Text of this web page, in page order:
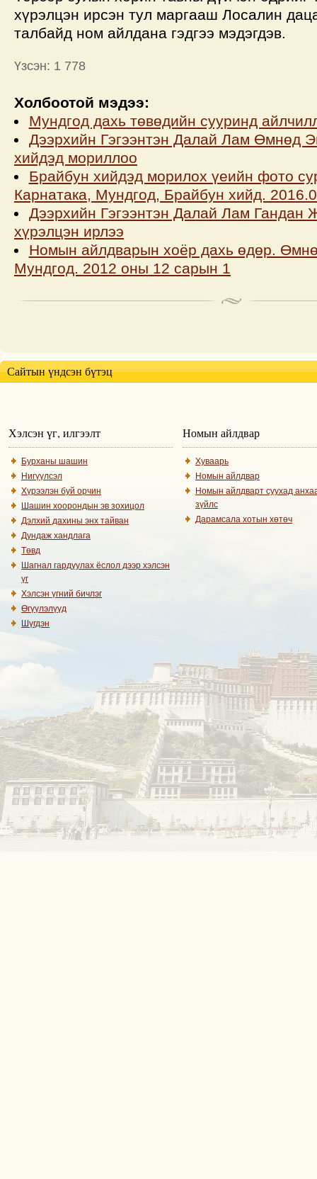
хүрэлцэн ирсэн тул маргааш Лосалин
талбайд ном айлдана гэдгээ мэдэгдэв.
Үзсэн: 1 778
Холбоотой мэдээ:
Мундгод дахь төвөдийн сууринд
Дээрхийн Гэгээнтэн Далай Лам Өмнөд
хийдэд мориллоо
Брайбун хийдэд морилох үеийн фото
Карнатака, Мундгод, Брайбун хийд.
Дээрхийн Гэгээнтэн Далай Лам Гандан
хүрэлцэн ирлээ
Номын айлдварын хоёр дахь өдөр.
Мундгод. 2012 оны 12 сарын 1
Сайтын үндсэн бүтэц
Хэлсэн үг, илгээлт
Бурханы шашин
Нигүүлсэл
Хүрээлэн буй орчин
Шашин хоорондын эв зохицол
Дэлхий дахины энх тайван
Дундаж хандлага
Төвд
Шагнал гардуулах ёслол дээр хэлсэн
үг
Хэлсэн үгний бичлэг
Өгүүлэлүүд
Шүгдэн
Номын айлдвар
Хуваарь
Номын айлдвар
Номын айлдварт суухад
зүйлс
Дарамсала хотын хөтөч